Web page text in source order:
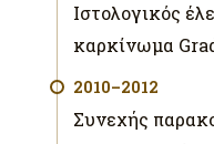
Ιστολογικός
καρκίνωμα
2010–2012
Συνεχής